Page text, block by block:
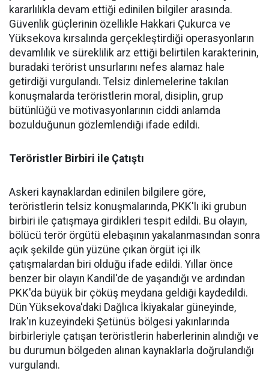
kararlılıkla devam ettiği edinilen bilgiler arasında.
Güvenlik güçlerinin özellikle Hakkari Çukurca ve
Yüksekova kırsalında gerçekleştirdiği operasyonların
devamlılık ve süreklilik arz ettiği belirtilen karakterinin,
buradaki terörist unsurlarını nefes alamaz hale
getirdiği vurgulandı. Telsiz dinlemelerine takılan
konuşmalarda teröristlerin moral, disiplin, grup
bütünlüğü ve motivasyonlarının ciddi anlamda
bozulduğunun gözlemlendiği ifade edildi.
Teröristler Birbiri ile Çatıştı
Askeri kaynaklardan edinilen bilgilere göre,
teröristlerin telsiz konuşmalarında, PKK'lı iki grubun
birbiri ile çatışmaya girdikleri tespit edildi. Bu olayın,
bölücü terör örgütü elebaşının yakalanmasından sonra
açık şekilde gün yüzüne çıkan örgüt içi ilk
çatışmalardan biri olduğu ifade edildi. Yıllar önce
benzer bir olayın Kandil'de de yaşandığı ve ardından
PKK'da büyük bir çöküş meydana geldiği kaydedildi.
Dün Yüksekova'daki Dağlıca İkiyakalar güneyinde,
Irak'ın kuzeyindeki Şetünüs bölgesi yakınlarında
birbirleriyle çatışan teröristlerin haberlerinin alındığı ve
bu durumun bölgeden alınan kaynaklarla doğrulandığı
vurgulandı.